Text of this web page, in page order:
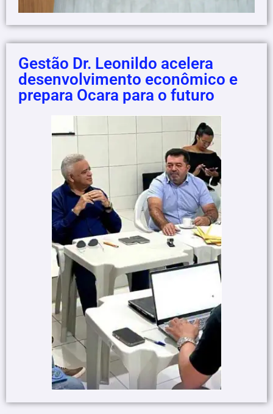
Gestão Dr. Leonildo acelera
desenvolvimento econômico e
prepara Ocara para o futuro